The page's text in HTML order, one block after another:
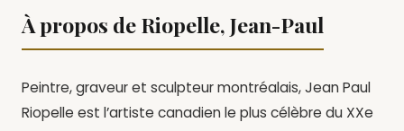
À propos de Riopelle, Jean-Paul
Peintre, graveur et sculpteur montréalais, Jean Paul
Riopelle est l’artiste canadien le plus célèbre du XXe